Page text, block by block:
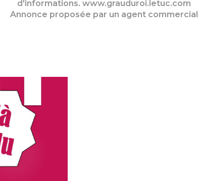
d'informations. www.grauduroi.letuc.com
Annonce proposée par un agent commercial